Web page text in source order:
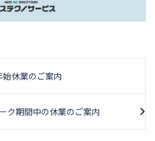
始休業のご案内
ク期間中の休業のご案内